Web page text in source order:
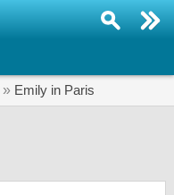
» Emily in Paris